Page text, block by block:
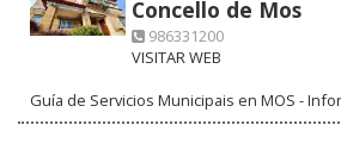
Concello de Mos
986331200
VISITAR WEB
Guía de Servicios Municipais en MOS -